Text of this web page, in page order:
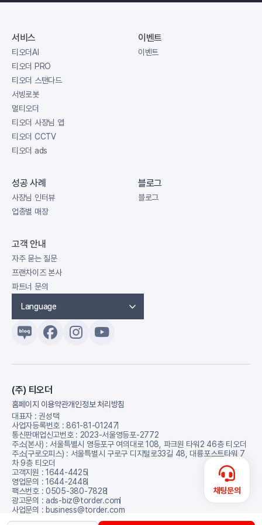
서비스
티오더AI
티오더 PRO
티오더 스탠다드
서빙로봇
멀티오더
티오더 사장님 앱
티오더 CCTV
티오더 ads
이벤트
이벤트
성공 사례
사장님 인터뷰
업종별 매장
블로그
블로그
고객 안내
자주 묻는 질문
프랜차이즈 본사
파트너 문의
Language
(주) 티오더
홈페이지 이용약관개인정보 처리방침
대표자 : 권성택
사업자등록번호 : 861-81-01247
통신판매업신고번호 : 2023-서울영등포-2772
주소(본사) : 서울특별시 영등포구 여의대로 108, 파크원 타워2 46층 티오더
주소(구로오피스) : 서울특별시 구로구 디지털로33길 48, 대륭포스트타워 7
차 9층 티오더
고객지원 : 1644-4425
영업문의 : 1644-2448
팩스번호 : 0505-380-7828
광고문의 : ads-biz@torder.com
사업문의 : business@torder.com
© Copyright 2026 t’order. All rights reserved.
채팅문의